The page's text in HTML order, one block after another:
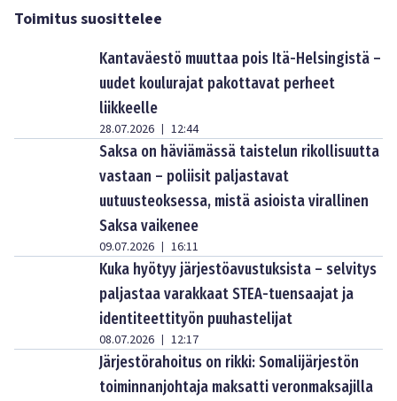
Toimitus suosittelee
Kantaväestö muuttaa pois Itä-Helsingistä –
uudet koulurajat pakottavat perheet
liikkeelle
28.07.2026 | 12:44
Saksa on häviämässä taistelun rikollisuutta
vastaan – poliisit paljastavat
uutuusteoksessa, mistä asioista virallinen
Saksa vaikenee
09.07.2026 | 16:11
Kuka hyötyy järjestöavustuksista – selvitys
paljastaa varakkaat STEA-tuensaajat ja
identiteettityön puuhastelijat
08.07.2026 | 12:17
Järjestörahoitus on rikki: Somalijärjestön
toiminnanjohtaja maksatti veronmaksajilla